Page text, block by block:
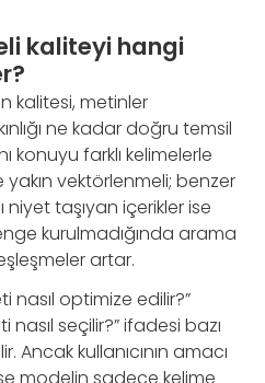
kaliteyi hangi
kalitesi, metinler
ne kadar doğru temsil
konuyu farklı kelimelerle
vektörlenmeli; benzer
niyet taşıyan içerikler ise
kurulmadığında arama
artar.
nasıl optimize edilir?”
seçilir?” ifadesi bazı
Ancak kullanıcının amacı